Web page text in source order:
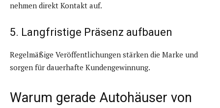
nehmen direkt Kontakt auf.
5. Langfristige Präsenz aufbauen
Regelmäßige Veröffentlichungen stärken die Marke und
sorgen für dauerhafte Kundengewinnung.
Warum gerade Autohäuser von